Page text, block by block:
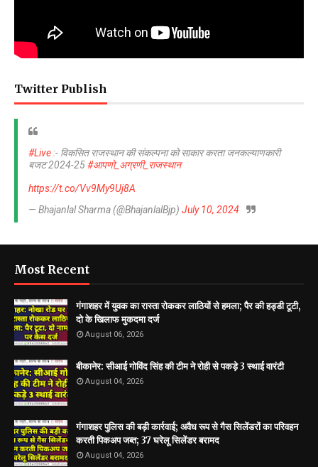
Twitter Publish
#Live :- विकसित राजस्थान की संकल्पना को साकार करता जनकल्याणकारी
बजट 2024-25#आपणो_अग्रणी_राजस्थान
https://t.co/Vv9My9Uj8A
— Bhajanlal Sharma (@BhajanlalBjp) July 10, 2024
Most Recent
गंगाशहर में युवक का रास्ता रोककर लाठियों से हमला; पैर की हड्डी टूटी,
दो के खिलाफ मुकदमा दर्ज
August 06, 2026
बीकानेर: सीआई गोविंद सिंह की टीम ने रोही से पकड़े 3 स्थाई वारंटी
August 04, 2026
गंगाशहर पुलिस की बड़ी कार्रवाई; अवैध रूप से गैस सिलेंडरों का परिवहन
करती पिकअप जब्त; 37 घरेलू सिलेंडर बरामद
August 04, 2026